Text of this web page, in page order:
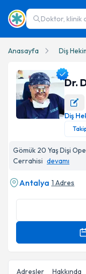
Doktor, klinik
Anasayfa Diş
Dr. Dt. Serdal
Dr.
Diş
Gömük 20 Yaş Dişi
Cerrahisi devamı
Antalya 1 Adres
Adresler Hakkında